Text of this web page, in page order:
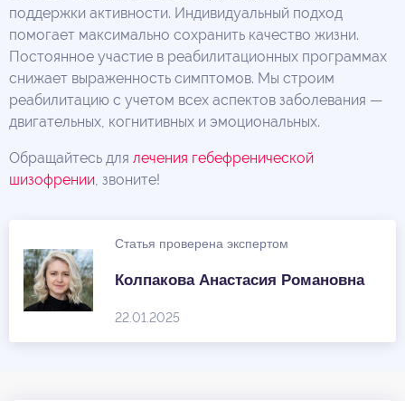
поддержки активности. Индивидуальный подход
помогает максимально сохранить качество жизни.
Постоянное участие в реабилитационных программах
снижает выраженность симптомов. Мы строим
реабилитацию с учетом всех аспектов заболевания —
двигательных, когнитивных и эмоциональных.
Обращайтесь для лечения гебефренической
шизофрении, звоните!
Статья проверена экспертом
Колпакова Анастасия Романовна
22.01.2025